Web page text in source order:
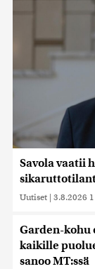
Savola vaatii
Uutiset | 3.8.2026
Garden-kohu
kaikille
sanoo MT:ssä